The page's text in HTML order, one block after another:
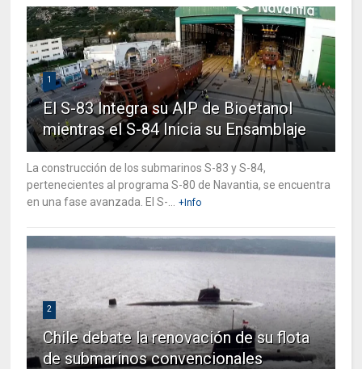
1
El S-83 Integra su AIP de Bioetanol
mientras el S-84 Inicia su Ensamblaje
La construcción de los submarinos S-83 y S-84,
pertenecientes al programa S-80 de Navantia, se encuentra
en una fase avanzada. El S-...
+Info
2
Chile debate la renovación de su flota
de submarinos convencionales